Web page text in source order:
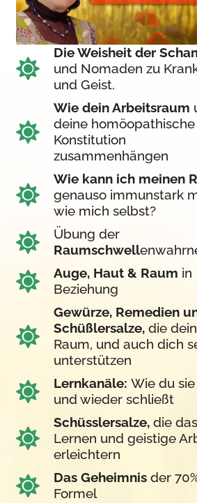
Die Weisheit der
und Nomaden zu
und Geist.
Wie dein Arbeitsraum
deine homöopathische
Konstitution
zusammenhängen
Wie kann ich meinen
genauso immunstark
wie mich selbst?
Übung der
Raumschwell
Auge, Haut & Raum in
Beziehung
Gewürze, Remedien
Schüßlersalze, die
Raum, und auch dich
unterstützen
Lernkanäle:Wie du
und wieder schließt
Schüsslersalze, die das
Lernen und geistige
erleichtern
Das Geheimnis der
Formel